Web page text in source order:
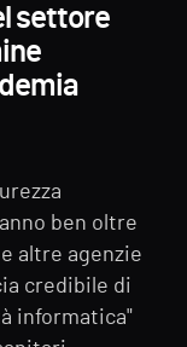
settore
ben oltre
altre agenzie
credibile di
informatica"